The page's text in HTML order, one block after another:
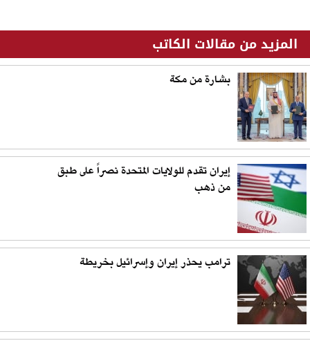
المزيد من مقالات الكاتب
بشارة من مكة
إيران تقدم للولايات المتحدة نصراً على طبق
من ذهب
ترامب يحذر إيران وإسرائيل بخريطة